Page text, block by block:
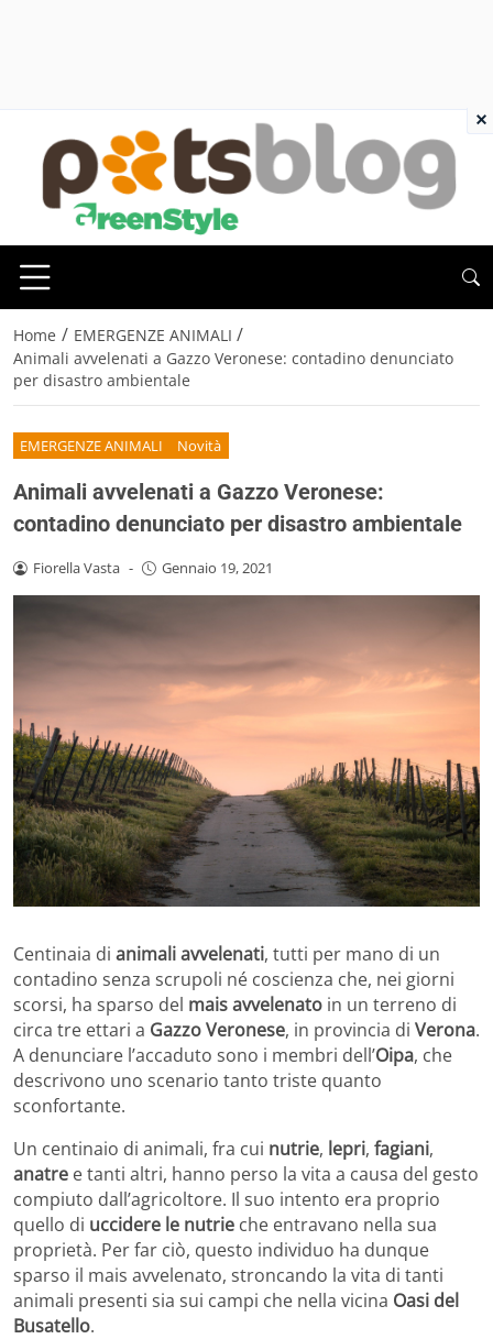
Home / EMERGENZE ANIMALI /
Animali avvelenati a Gazzo Veronese: contadino denunciato
per disastro ambientale
EMERGENZE ANIMALI Novità
Animali avvelenati a Gazzo Veronese:
contadino denunciato per disastro ambientale
Fiorella Vasta - Gennaio 19, 2021
Centinaia di animali avvelenati, tutti per mano di un
contadino senza scrupoli né coscienza che, nei giorni
scorsi, ha sparso del mais avvelenato in un terreno di
circa tre ettari a Gazzo Veronese, in provincia di Verona.
A denunciare l’accaduto sono i membri dell’Oipa, che
descrivono uno scenario tanto triste quanto
sconfortante.
Un centinaio di animali, fra cui nutrie, lepri, fagiani,
anatre e tanti altri, hanno perso la vita a causa del gesto
compiuto dall’agricoltore. Il suo intento era proprio
quello di uccidere le nutrie che entravano nella sua
proprietà. Per far ciò, questo individuo ha dunque
sparso il mais avvelenato, stroncando la vita di tanti
animali presenti sia sui campi che nella vicina Oasi del
Busatello.
×